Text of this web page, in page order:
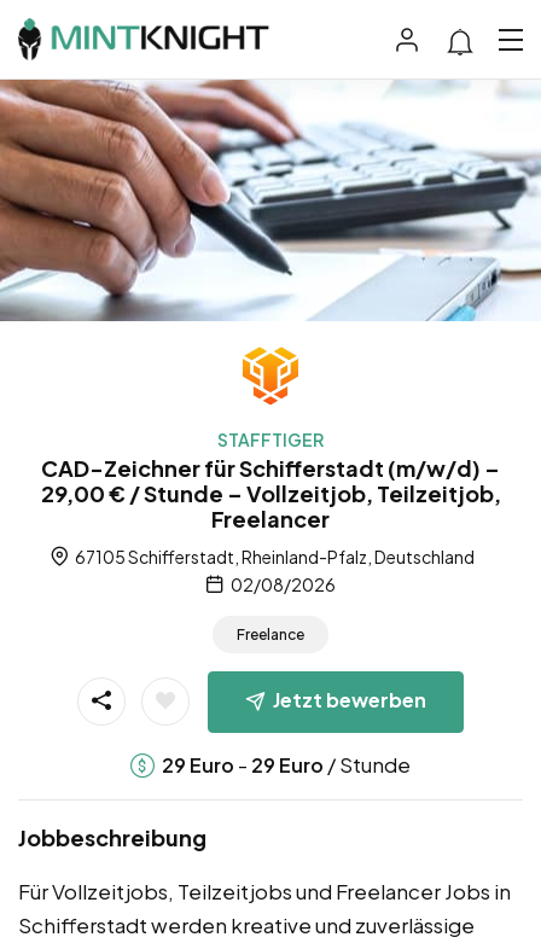
STAFFTIGER
CAD-Zeichner für Schifferstadt (m/w/d) –
29,00 € / Stunde – Vollzeitjob, Teilzeitjob,
Freelancer
67105 Schifferstadt, Rheinland-Pfalz, Deutschland
02/08/2026
Freelance
Jetzt bewerben
29 Euro - 29 Euro / Stunde
Jobbeschreibung
Für Vollzeitjobs, Teilzeitjobs und Freelancer Jobs in
Schifferstadt werden kreative und zuverlässige